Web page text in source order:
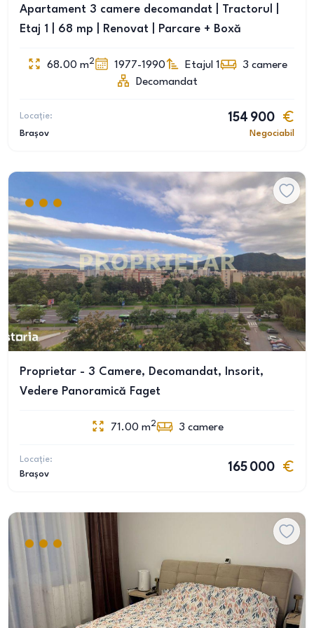
Apartament 3 camere decomandat | Tractorul |
Etaj 1 | 68 mp | Renovat | Parcare + Boxă
68.00 m2 1977-1990 Etajul 1 3 camere
Decomandat
Locație:
Brașov
154 900
Negociabil
Proprietar - 3 Camere, Decomandat, Insorit,
Vedere Panoramică Faget
71.00 m2 3 camere
Locație:
Brașov
165 000